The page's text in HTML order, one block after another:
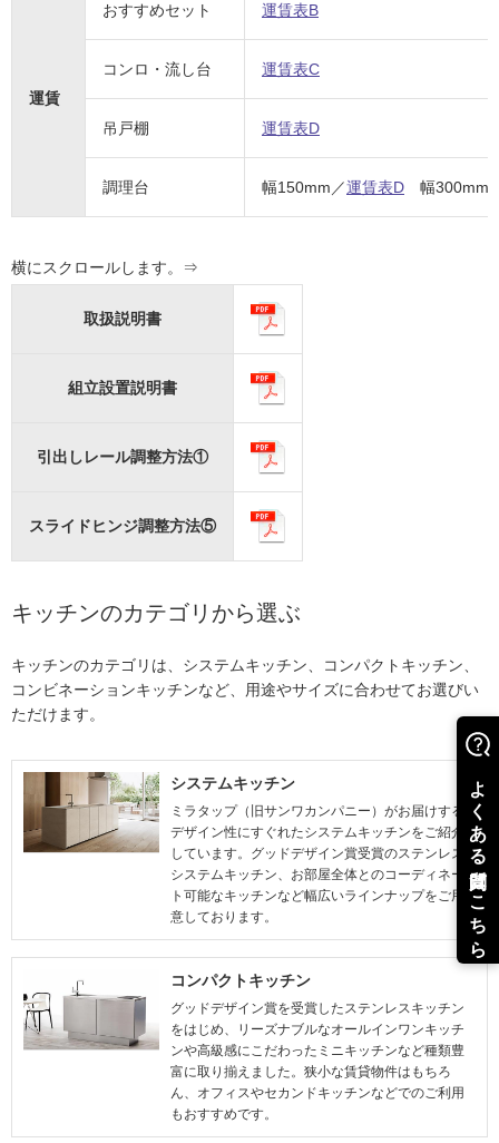
運賃
おすすめセット 運賃表B
コンロ・流し台 運賃表C
吊戸棚 運賃表D
調理台 幅150mm／運賃表D 幅300mm
取扱説明書
組立設置説明書
引出しレール調整方法①
スライドヒンジ調整方法⑤
キッチンのカテゴリから選ぶ
キッチンのカテゴリは、システムキッチン、コンパクトキッチン、
コンビネーションキッチンなど、用途やサイズに合わせてお選びい
ただけます。
システムキッチン
ミラタップ（旧サンワカンパニー）がお届けする
デザイン性にすぐれたシステムキッチンをご紹介
しています。グッドデザイン賞受賞のステンレス
システムキッチン、お部屋全体とのコーディネー
ト可能なキッチンなど幅広いラインナップをご用
意しております。
コンパクトキッチン
グッドデザイン賞を受賞したステンレスキッチン
をはじめ、リーズナブルなオールインワンキッチ
ンや高級感にこだわったミニキッチンなど種類豊
富に取り揃えました。狭小な賃貸物件はもちろ
ん、オフィスやセカンドキッチンなどでのご利用
もおすすめです。